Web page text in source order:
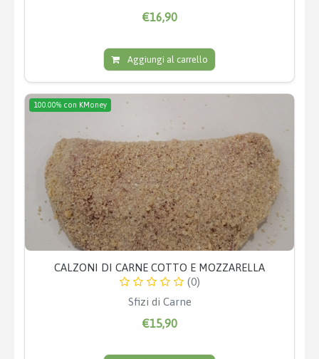
€16,90
Aggiungi al carrello
100.00% con KMoney
CALZONI DI CARNE COTTO E MOZZARELLA
(0)
Sfizi di Carne
€15,90